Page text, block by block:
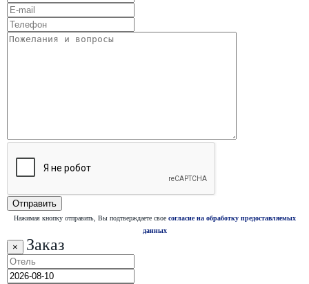
Нажимая кнопку отправить, Вы подтверждаете свое согласие на обработку предоставляемых
данных
× Заказ